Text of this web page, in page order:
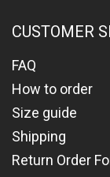
CUSTOMER
FAQ
How to order
Size guide
Shipping
Return Order